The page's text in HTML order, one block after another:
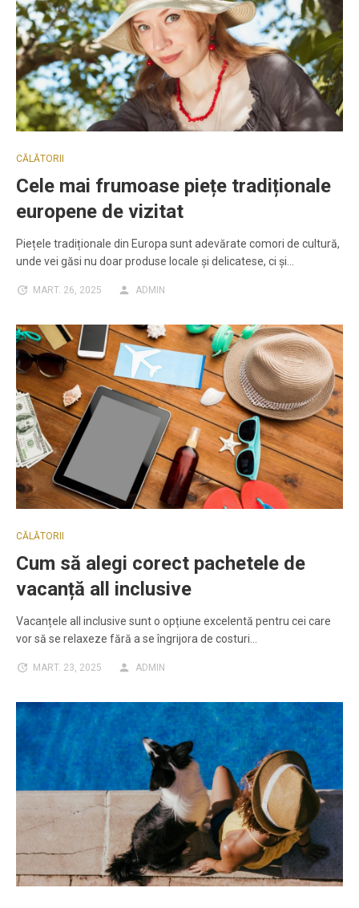
CĂLĂTORII
Cele mai frumoase piețe tradiționale
europene de vizitat
Piețele tradiționale din Europa sunt adevărate comori de cultură,
unde vei găsi nu doar produse locale și delicatese, ci și…
MART. 26, 2025 ADMIN
CĂLĂTORII
Cum să alegi corect pachetele de
vacanță all inclusive
Vacanțele all inclusive sunt o opțiune excelentă pentru cei care
vor să se relaxeze fără a se îngrijora de costuri…
MART. 23, 2025 ADMIN